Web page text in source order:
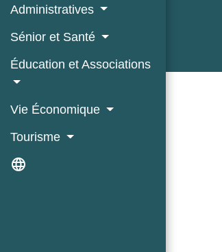
Administratives
Sénior et Santé
Éducation et Associations
Vie Économique
Tourisme
language